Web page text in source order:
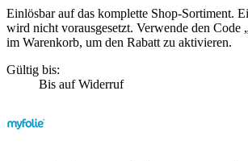
Einlösbar auf das komplette Shop-Sortiment.
wird nicht vorausgesetzt. Verwende den Code
im Warenkorb, um den Rabatt zu aktivieren.
Gültig bis:
Bis auf Widerruf